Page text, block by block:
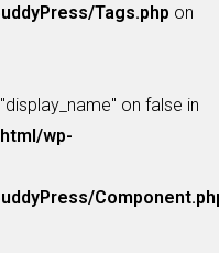
Tags.php on
on false in
wp-